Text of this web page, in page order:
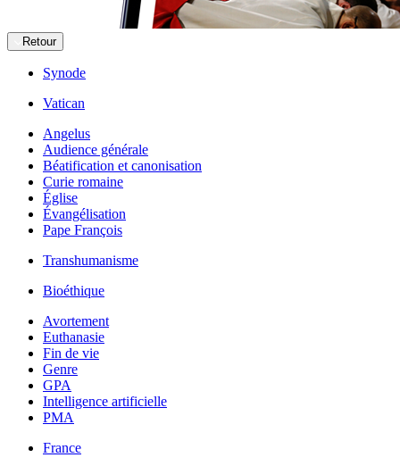
Retour
Synode
Vatican
Angelus
Audience générale
Béatification et canonisation
Curie romaine
Église
Évangélisation
Pape François
Transhumanisme
Bioéthique
Avortement
Euthanasie
Fin de vie
Genre
GPA
Intelligence artificielle
PMA
France